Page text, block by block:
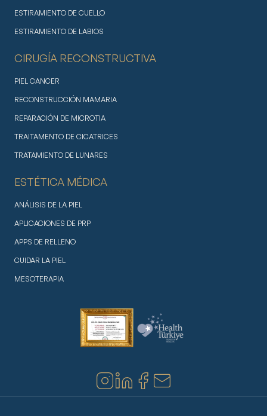
ESTIRAMIENTO DE CUELLO
ESTIRAMIENTO DE LABIOS
CIRUGÍA RECONSTRUCTIVA
PIEL CANCER
RECONSTRUCCIÓN MAMARIA
REPARACIÓN DE MICROTIA
TRAITAMENTO DE CICATRICES
TRATAMIENTO DE LUNARES
ESTÉTICA MÉDICA
ANÁLISIS DE LA PIEL
APLICACIONES DE PRP
APPS DE RELLENO
CUIDAR LA PIEL
MESOTERAPIA